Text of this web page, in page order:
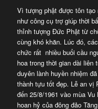
Vì tượng phật được tôn
như công cụ trợ giúp thời
thỉnh tượng Đức Phật từ
cùng khó khăn. Lúc đó,
chức rất nhiều buổi cầu
hoa trong thời gian dài
duyên lành huyền nhiệm
thành tựu tốt đẹp. Lễ an vị
đến 25/8/1961 vào mùa
hoan hỷ của đông đảo